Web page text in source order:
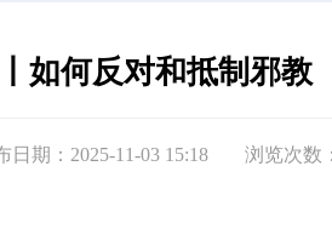
如何反对和抵制邪教
日期：2025-11-03 15:18 浏览次数：